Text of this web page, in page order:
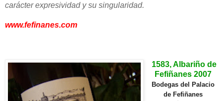
carácter expresividad y su singularidad.
www.fefinanes.com
1583, Albariño de
Fefiñanes 2007
Bodegas del Palacio
de Fefiñanes